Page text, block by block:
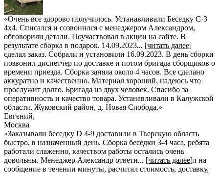
«Очень все здорово получилось. Устанавливали Беседку С-3
4х4. Списался и созвонился с менеджером Александром,
обговорили детали. Поучаствовал в акции на сайте. В
результате сборка в подарок. 14.09.2023... [читать далее]
сделал заказ. Собрали и установили 16.09.2023. В день сборки
позвонил диспетчер по доставке и потом бригада сборщиков о
времени приезда. Сборка заняла около 4 часов. Все сделано
аккуратно и качественно. Материал хороший, надеюсь что
прослужит долго. Бригада из двух человек. Спасибо за
оперативность и качество товара. Устанавливали в Калужской
области, Жуковский район, д. Новая Слобода.»
Евгений,
Москва
«Заказывали беседку D 4-9 доставили в Тверскую область
быстро, в назначенный день. Сборка беседки 3-4 часа, ребята
работали слаженно, качеством работы остались очень
довольны. Менеджер Александр ответи... [читать далее]л на
сообщение в течении минуты, расчитал стоимость, доставку,